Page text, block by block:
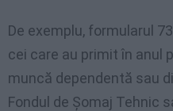
De exemplu, formularul
cei care au primit în anul
muncă dependentă sau
Fondul de Șomaj Tehnic